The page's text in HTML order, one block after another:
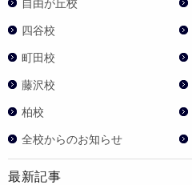
自由が丘校
四谷校
町田校
藤沢校
柏校
全校からのお知らせ
最新記事